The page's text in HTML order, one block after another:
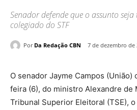
Senador defende que o assunto
colegiado do STF
Por Da Redação CBN 7 de dezembro de
O senador Jayme Campos
feira (6), do ministro Alexandre de
Tribunal Superior Eleitoral (TSE),